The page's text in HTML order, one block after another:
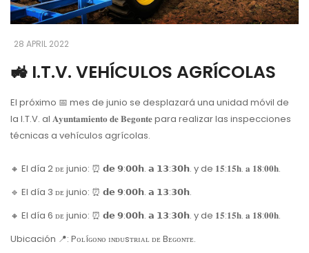
28 APRIL 2022
🚜 I.T.V. VEHÍCULOS AGRÍCOLAS
El próximo 📅 mes de junio se desplazará una unidad móvil de
la I.T.V. al 𝐀𝐲𝐮𝐧𝐭𝐚𝐦𝐢𝐞𝐧𝐭𝐨 𝐝𝐞 𝐁𝐞𝐠𝐨𝐧𝐭𝐞 para realizar las inspecciones
técnicas a vehículos agrícolas.
🔸 El día 2 ᴅᴇ junio: ⏰ 𝗱𝗲 𝟵:𝟬𝟬𝗵. 𝗮 𝟭𝟯:𝟯𝟬𝗵. y de 𝟏𝟓:𝟏𝟓𝐡. 𝐚 𝟏𝟖:𝟎𝟎𝐡.
🔹 El día 3 ᴅᴇ junio: ⏰ 𝗱𝗲 𝟵:𝟬𝟬𝗵. 𝗮 𝟭𝟯:𝟯𝟬𝗵.
🔸 El día 6 ᴅᴇ junio: ⏰ 𝗱𝗲 𝟵:𝟬𝟬𝗵. 𝗮 𝟭𝟯:𝟯𝟬𝗵. y de 𝟏𝟓:𝟏𝟓𝐡. 𝐚 𝟏𝟖:𝟎𝟎𝐡.
Ubicación 📍: Pᴏʟíɢᴏɴᴏ ɪɴᴅᴜsᴛʀɪᴀʟ ᴅᴇ Bᴇɢᴏɴᴛᴇ.